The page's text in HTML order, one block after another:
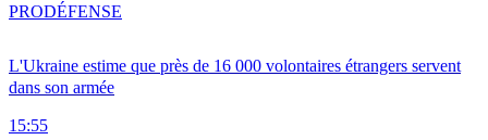
L'Ukraine estime que près de 16 000 volontaires étrangers servent
dans son armée
15:55
PRODÉFENSE